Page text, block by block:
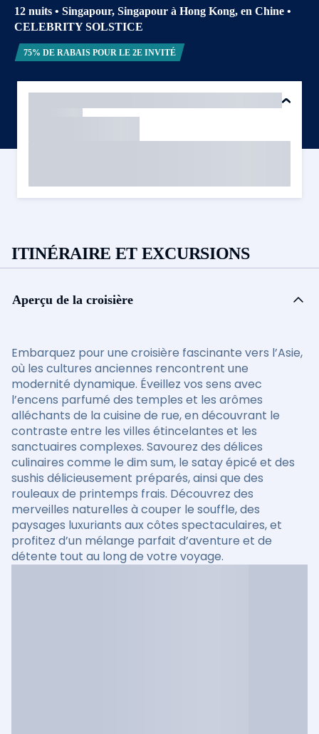
12 nuits • Singapour, Singapour à Hong Kong, en Chine •
CELEBRITY SOLSTICE
75% DE RABAIS POUR LE 2E INVITÉ
ITINÉRAIRE ET EXCURSIONS
Aperçu de la croisière
Embarquez pour une croisière fascinante vers l’Asie,
où les cultures anciennes rencontrent une
modernité dynamique. Éveillez vos sens avec
l’encens parfumé des temples et les arômes
alléchants de la cuisine de rue, en découvrant le
contraste entre les villes étincelantes et les
sanctuaires complexes. Savourez des délices
culinaires comme le dim sum, le satay épicé et des
sushis délicieusement préparés, ainsi que des
rouleaux de printemps frais. Découvrez des
merveilles naturelles à couper le souffle, des
paysages luxuriants aux côtes spectaculaires, et
profitez d’un mélange parfait d’aventure et de
détente tout au long de votre voyage.